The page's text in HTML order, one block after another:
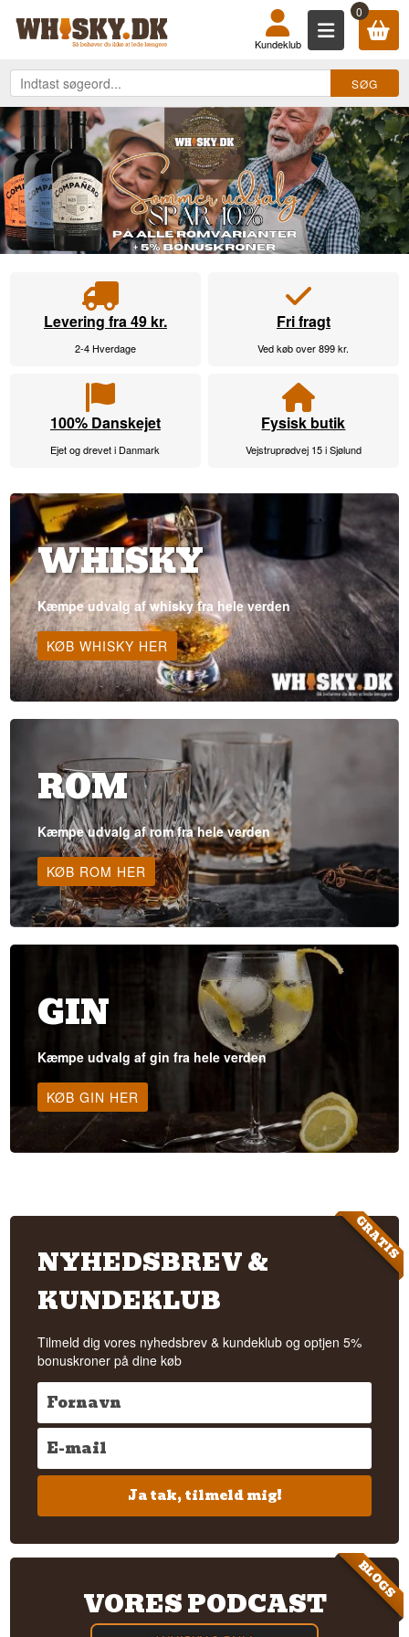
KØB DIN WHISKY, ROM, GIN, 0
Kundeklub
Levering fra 49 kr.
2-4 Hverdage
Fri fragt
Ved køb over 899 kr.
100% Danskejet
Ejet og drevet i Danmark
Fysisk butik
Vejstruprødvej 15 i Sjølund
WHISKY
Kæmpe udvalg af whisky fra hele verden
KØB WHISKY HER
ROM
Kæmpe udvalg af rom fra hele verden
KØB ROM HER
GIN
Kæmpe udvalg af gin fra hele verden
KØB GIN HER
GRATIS
NYHEDSBREV &
KUNDEKLUB
Tilmeld dig vores nyhedsbrev & kundeklub og optjen 5%
bonuskroner på dine køb
Ja tak, tilmeld mig!
BLOGS
VORES PODCAST